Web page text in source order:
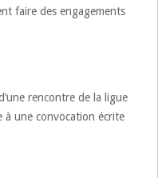
faire des engagements
rencontre de la ligue
à une convocation écrite